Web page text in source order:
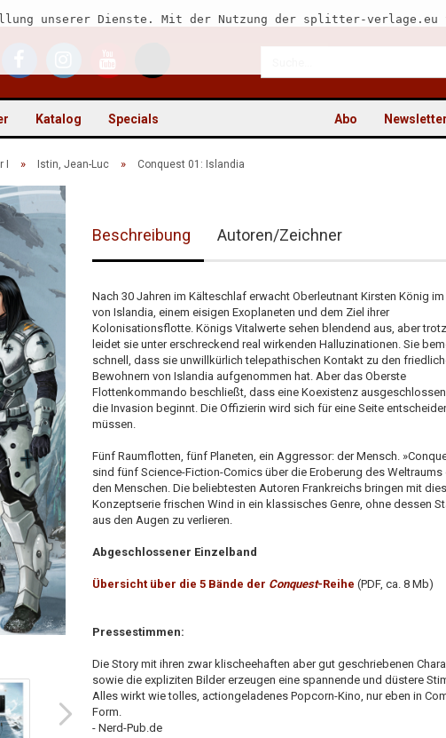
unserer Dienste. Mit der Nutzung der splitter-
Katalog Specials Abo
» Istin, Jean-Luc » Conquest 01: Islandia
Beschreibung Autoren/Zeichner
Nach 30 Jahren im Kälteschlaf erwacht Oberleutnant Kirsten König
von Islandia, einem eisigen Exoplaneten und dem Ziel ihrer
Kolonisationsflotte. Königs Vitalwerte sehen blendend aus, aber
leidet sie unter erschreckend real wirkenden Halluzinationen. Sie
schnell, dass sie unwillkürlich telepathischen Kontakt zu den
Bewohnern von Islandia aufgenommen hat. Aber das Oberste
Flottenkommando beschließt, dass eine Koexistenz
die Invasion beginnt. Die Offizierin wird sich für eine Seite
müssen.
Fünf Raumflotten, fünf Planeten, ein Aggressor: der Mensch.
sind fünf Science-Fiction-Comics über die Eroberung des Weltraums
den Menschen. Die beliebtesten Autoren Frankreichs bringen mit
Konzeptserie frischen Wind in ein klassisches Genre, ohne dessen
aus den Augen zu verlieren.
Abgeschlossener Einzelband
Übersicht über die 5 Bände der Conquest-Reihe (PDF, ca. 8 Mb)
Pressestimmen:
Die Story mit ihren zwar klischeehaften aber gut geschriebenen
sowie die expliziten Bilder erzeugen eine spannende und düstere
Alles wirkt wie tolles, actiongeladenes Popcorn-Kino, nur eben in
Form.
- Nerd-Pub.de